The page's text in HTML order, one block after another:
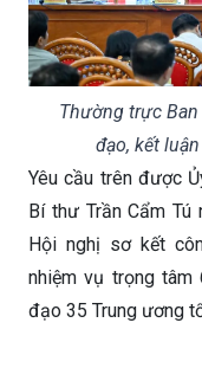
Thường trực
đạo, kết
Yêu cầu trên được
Bí thư Trần Cẩm
Hội nghị sơ kết
nhiệm vụ trọng tâm
đạo 35 Trung ương